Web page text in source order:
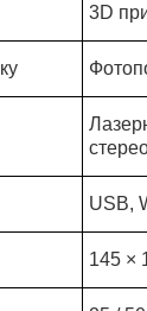
3D
USB,
145 ×